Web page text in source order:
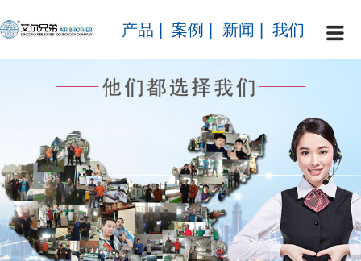
产品 案例 新闻 我们